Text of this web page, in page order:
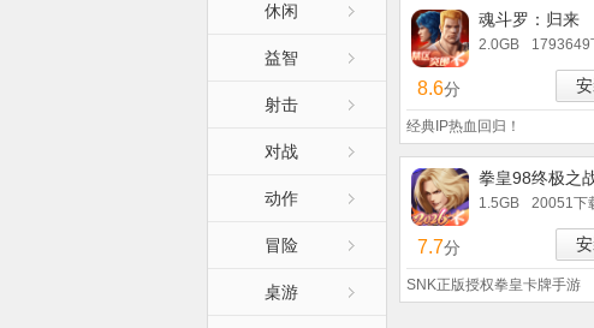
休闲
益智
射击
对战
动作
冒险
桌游
魂斗罗：归来
2.0GB 1793649
8.6分
经典IP热血回归！
拳皇98终极之
1.5GB 20051下
7.7分
SNK正版授权拳皇卡牌手游